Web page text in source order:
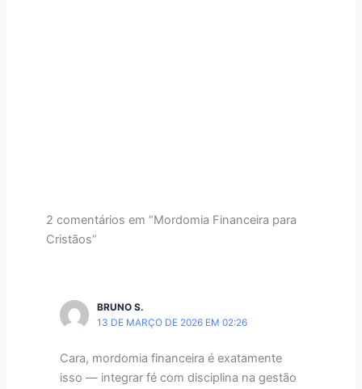
2 comentários em “Mordomia Financeira para
Cristãos”
BRUNO S.
13 DE MARÇO DE 2026 EM 02:26
Cara, mordomia financeira é exatamente
isso — integrar fé com disciplina na gestão